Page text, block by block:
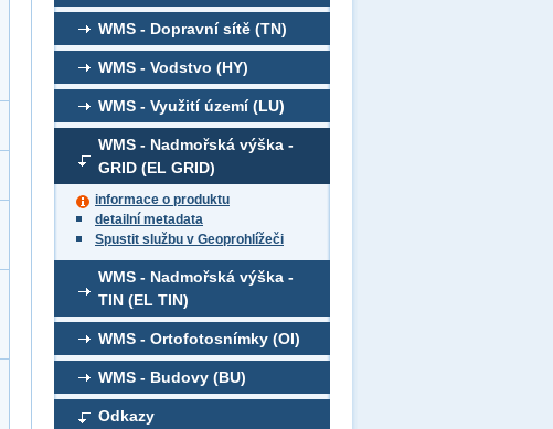
WMS - Dopravní sítě (TN)
WMS - Vodstvo (HY)
WMS - Využití území (LU)
WMS - Nadmořská výška -
GRID (EL GRID)
informace o produktu
detailní metadata
Spustit službu v Geoprohlížeči
WMS - Nadmořská výška -
TIN (EL TIN)
WMS - Ortofotosnímky (OI)
WMS - Budovy (BU)
Odkazy